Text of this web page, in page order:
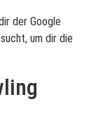
der Google
um dir die